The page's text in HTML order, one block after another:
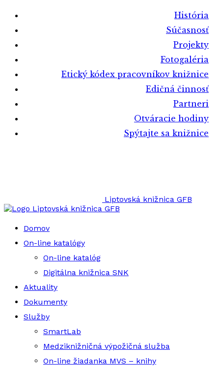
História
Súčasnosť
Projekty
Fotogaléria
Etický kódex pracovníkov knižnice
Edičná činnosť
Partneri
Otváracie hodiny
Spýtajte sa knižnice
Liptovská knižnica GFB
Liptovská knižnica GFB
Domov
On-line katalógy
On-line katalóg
Digitálna knižnica SNK
Aktuality
Dokumenty
Služby
SmartLab
Medziknižničná výpožičná služba
On-line žiadanka MVS – knihy